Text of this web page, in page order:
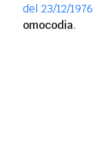
del 23/12/1976
omocodia.